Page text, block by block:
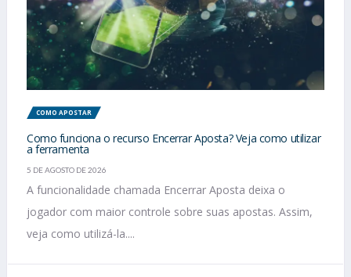
COMO APOSTAR
Como funciona o recurso Encerrar Aposta? Veja como utilizar
a ferramenta
5 DE AGOSTO DE 2026
A funcionalidade chamada Encerrar Aposta deixa o
jogador com maior controle sobre suas apostas. Assim,
veja como utilizá-la....